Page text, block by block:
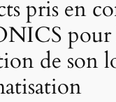
pris en
pour
de son